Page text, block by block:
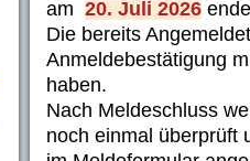
am 20. Juli 2026
Die bereits
Anmeldebestätigung
haben.
Nach Meldeschluss
noch einmal überprüft